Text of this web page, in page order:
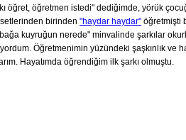
öğret, öğretmen istedi" dediğimde, yörük
birinden "haydar haydar" öğretmişti
kuyruğun nerede" minvalinde şarkılar
Öğretmenimin yüzündeki şaşkınlık ve
Hayatımda öğrendiğim ilk şarkı olmuştu.